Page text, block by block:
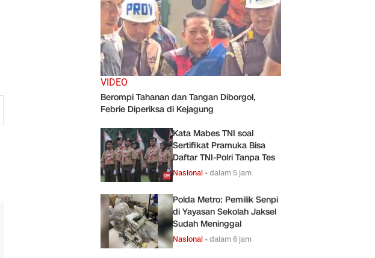
VIDEO
Berompi Tahanan dan Tangan Diborgol,
Febrie Diperiksa di Kejagung
Kata Mabes TNI soal
Sertifikat Pramuka Bisa
Daftar TNI-Polri Tanpa Tes
Nasional •dalam 5 jam
Polda Metro: Pemilik Senpi
di Yayasan Sekolah Jaksel
Sudah Meninggal
Nasional •dalam 6 jam